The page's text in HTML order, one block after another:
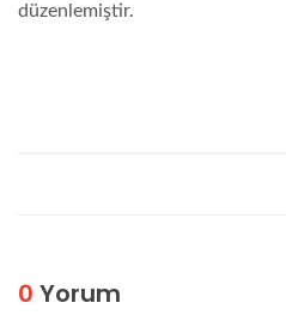
düzenlemiştir.
0 Yorum